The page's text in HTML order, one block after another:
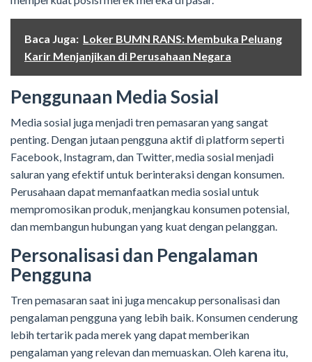
Baca Juga: Loker BUMN RANS: Membuka Peluang
Karir Menjanjikan di Perusahaan Negara
Penggunaan Media Sosial
Media sosial juga menjadi tren pemasaran yang sangat
penting. Dengan jutaan pengguna aktif di platform seperti
Facebook, Instagram, dan Twitter, media sosial menjadi
saluran yang efektif untuk berinteraksi dengan konsumen.
Perusahaan dapat memanfaatkan media sosial untuk
mempromosikan produk, menjangkau konsumen potensial,
dan membangun hubungan yang kuat dengan pelanggan.
Personalisasi dan Pengalaman
Pengguna
Tren pemasaran saat ini juga mencakup personalisasi dan
pengalaman pengguna yang lebih baik. Konsumen cenderung
lebih tertarik pada merek yang dapat memberikan
pengalaman yang relevan dan memuaskan. Oleh karena itu,